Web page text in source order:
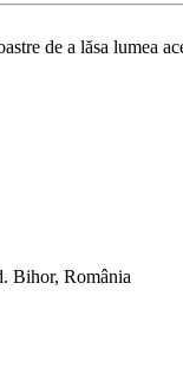
de a lăsa lumea
Bihor, România